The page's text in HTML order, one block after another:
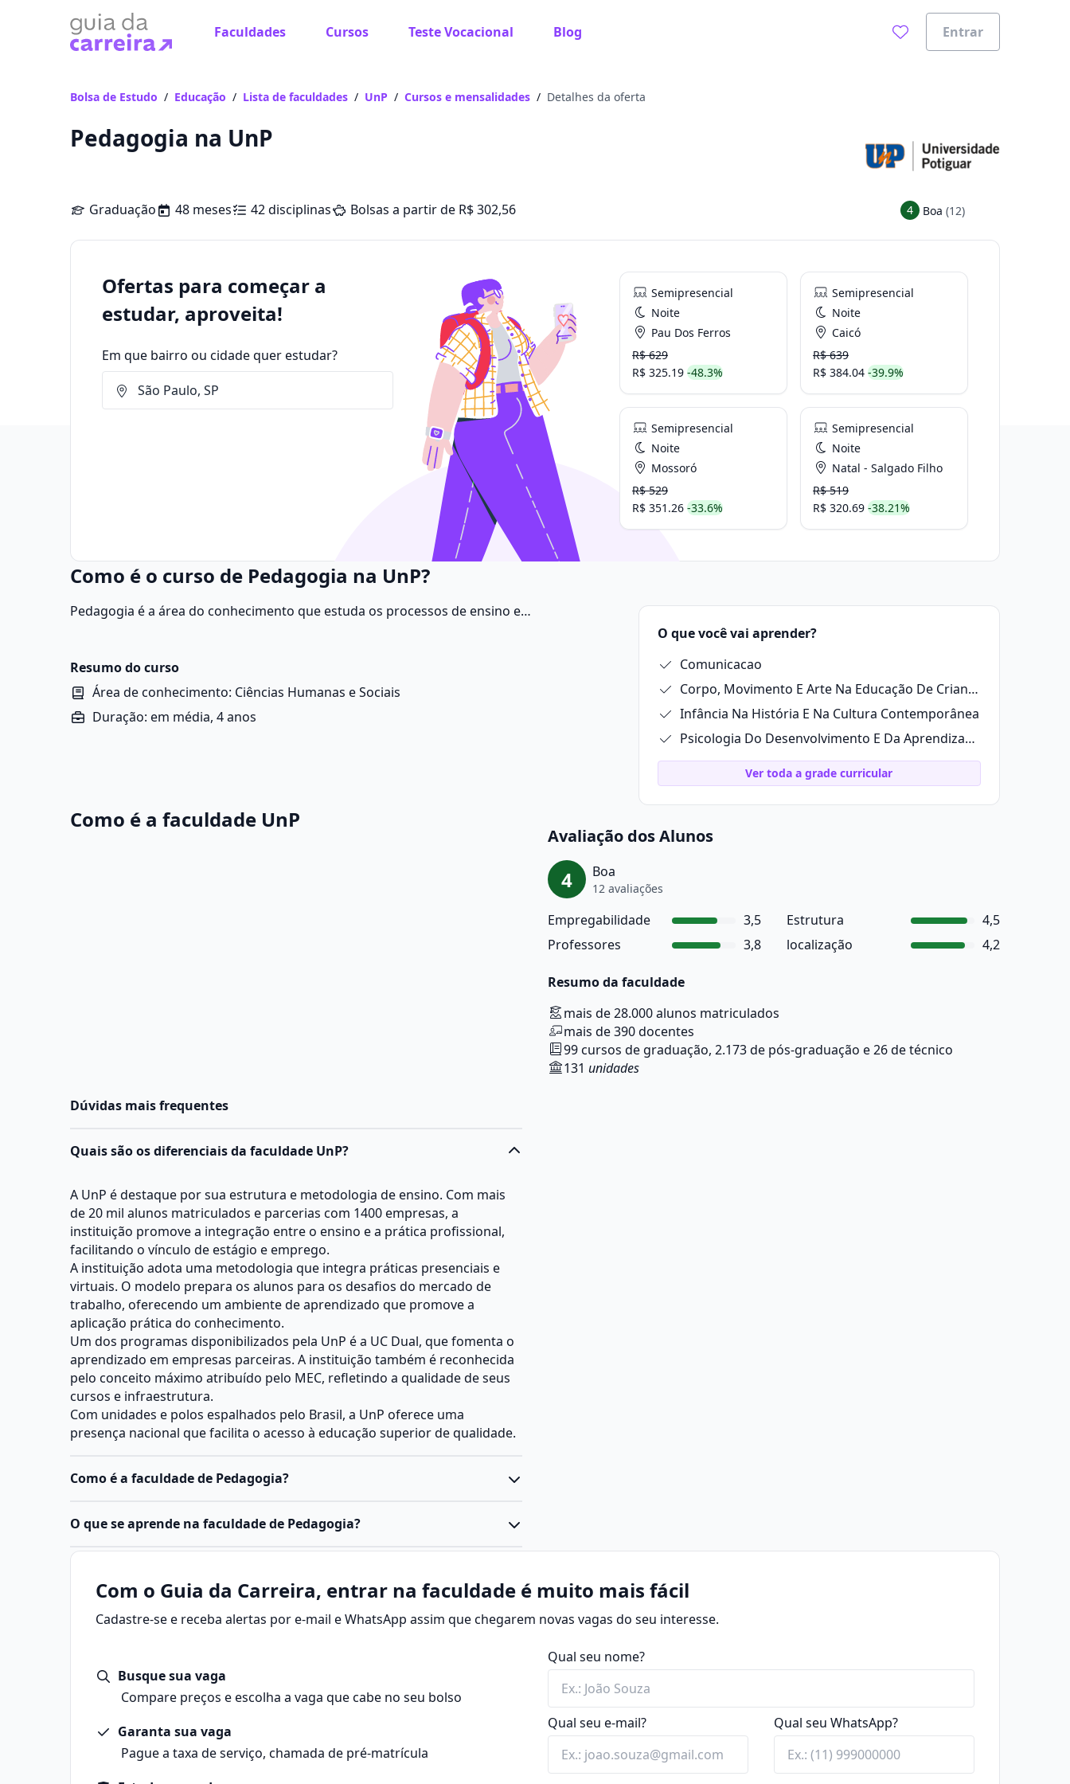
Faculdades Cursos Teste Vocacional Blog Entrar
Bolsa de Estudo / Educação / Lista de faculdades / UnP / Cursos e mensalidades / Detalhes da oferta
Pedagogia na UnP
Graduação 48 meses 42 disciplinas Bolsas a partir de R$ 302,56 4 Boa (12)
Ofertas para começar a
estudar, aproveita!
Em que bairro ou cidade quer estudar?
Semipresencial
Noite
Pau Dos Ferros
R$ 629
R$ 325.19 -48.3%
Semipresencial
Noite
Caicó
R$ 639
R$ 384.04 -39.9%
Semipresencial
Noite
Mossoró
R$ 529
R$ 351.26 -33.6%
Semipresencial
Noite
Natal - Salgado Filho
R$ 519
R$ 320.69 -38.21%
Como é o curso de Pedagogia na UnP?
Pedagogia é a área do conhecimento que estuda os processos de ensino e
Resumo do curso
Área de conhecimento: Ciências Humanas e Sociais
Duração: em média, 4 anos
O que você vai aprender?
Comunicacao
Corpo, Movimento E Arte Na Educação De Crianças
Infância Na História E Na Cultura Contemporânea
Psicologia Do Desenvolvimento E Da Aprendizagem
Ver toda a grade curricular
Como é a faculdade UnP
Avaliação dos Alunos
4 Boa
12 avaliações
Empregabilidade 3,5 Estrutura
4,5
Professores
3,8 localização 4,2
Resumo da faculdade
mais de 28.000 alunos matriculados
mais de 390 docentes
99 cursos de graduação, 2.173 de pós-graduação e 26 de técnico
131 unidades
Dúvidas mais frequentes
Quais são os diferenciais da faculdade UnP?
A UnP é destaque por sua estrutura e metodologia de ensino. Com mais
de 20 mil alunos matriculados e parcerias com 1400 empresas, a
instituição promove a integração entre o ensino e a prática profissional,
facilitando o vínculo de estágio e emprego.
A instituição adota uma metodologia que integra práticas presenciais e
virtuais. O modelo prepara os alunos para os desafios do mercado de
trabalho, oferecendo um ambiente de aprendizado que promove a
aplicação prática do conhecimento.
Um dos programas disponibilizados pela UnP é a UC Dual, que fomenta o
aprendizado em empresas parceiras. A instituição também é reconhecida
pelo conceito máximo atribuído pelo MEC, refletindo a qualidade de seus
cursos e infraestrutura.
Com unidades e polos espalhados pelo Brasil, a UnP oferece uma
presença nacional que facilita o acesso à educação superior de qualidade.
Como é a faculdade de Pedagogia?
O curso de Pedagogiaé uma graduação de licenciatura voltada à
para atuar na educação infantil, nos anos iniciais do ensino fundamental e
O que se aprende na faculdade de Pedagogia?
aprendizagem, a formação humana e as práticas educacionais dentro e
O termo vem do grego paidagogos, que significa “aquele que conduz a
Principais áreas da Pedagogia
Docência: atuação direta em sala de aula, com foco no desenvolvimento
Gestão escolar: coordenação pedagógica, direção e orientação
educacional.
Com o Guia da Carreira, entrar na faculdade é muito mais fácil
Cadastre-se e receba alertas por e-mail e WhatsApp assim que chegarem novas vagas do seu interesse.
Busque sua vaga
Compare preços e escolha a vaga que cabe no seu bolso
Garanta sua vaga
Pague a taxa de serviço, chamada de pré-matrícula
Qual seu nome?
Qual seu e-mail? Qual seu WhatsApp?